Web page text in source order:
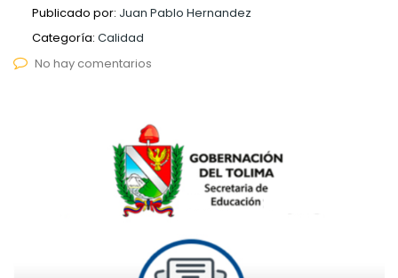
Publicado por: Juan Pablo Hernandez
Categoría: Calidad
No hay comentarios